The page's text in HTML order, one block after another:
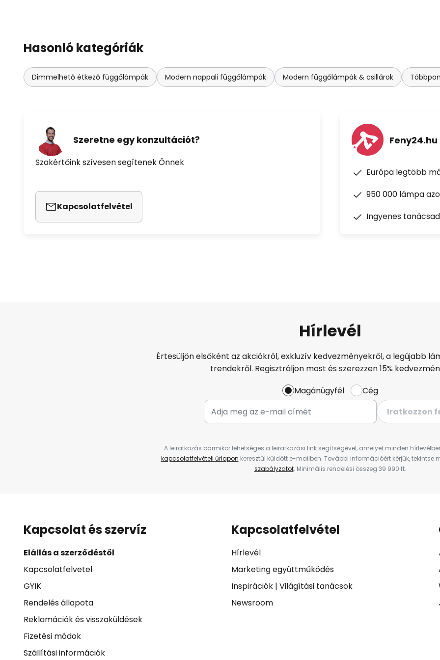
Hasonló kategóriák
Dimmelhető étkező függőlámpák Modern nappali függőlámpák Modern függőlámpák & csillárok
Szeretne egy konzultációt?
Szakértőink szívesen segítenek Önnek
Kapcsolatfelvétel
Feny24.hu
Európa legtöbb
950 000 lámpa
Ingyenes
Hírlevél
Értesüljön elsőként az akciókról, exkluzív kedvezményekről, a legújabb
trendekről. Regisztráljon most és szerezzen 15%
Magánügyfél
Cég
Iratkozzon
A leiratkozás bármikor lehetséges a leiratkozási link segítségével, amelyet minden
kapcsolatfelvételi űrlapon keresztül küldött e-mailben. További információért kérjük, tekintse
szabályzatot. Minimális rendelési összeg 39 990 ft.
Kapcsolat és szervíz
Elállás a szerződéstől
Kapcsolatfelvetel
GYIK
Rendelés állapota
Reklamációk és visszaküldések
Fizetési módok
Szállítási információk
Kapcsolatfelvétel
Hírlevél
Marketing együttműködés
Inspirációk| Világítási tanácsok
Newsroom